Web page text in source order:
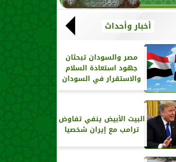
أخبار وأحداث
مصر والسودان تبحثان
جهود استعادة السلام
والاستقرار في السودان
البيت الأبيض ينفي تفاوض
ترامب مع إيران شخصيا